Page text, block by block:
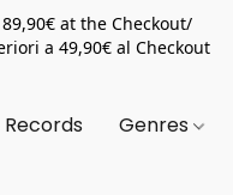
at the Checkout/
a 49,90€ al Checkout
Genres